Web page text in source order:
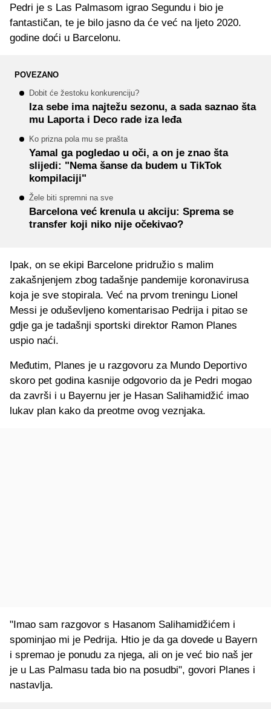
Pedri je s Las Palmasom igrao Segundu i bio je
fantastičan, te je bilo jasno da će već na ljeto 2020.
godine doći u Barcelonu.
POVEZANO
Dobit će žestoku konkurenciju?
Iza sebe ima najtežu sezonu, a sada saznao šta
mu Laporta i Deco rade iza leđa
Ko prizna pola mu se prašta
Yamal ga pogledao u oči, a on je znao šta
slijedi: "Nema šanse da budem u TikTok
kompilaciji"
Žele biti spremni na sve
Barcelona već krenula u akciju: Sprema se
transfer koji niko nije očekivao?
Ipak, on se ekipi Barcelone pridružio s malim
zakašnjenjem zbog tadašnje pandemije koronavirusa
koja je sve stopirala. Već na prvom treningu Lionel
Messi je oduševljeno komentarisao Pedrija i pitao se
gdje ga je tadašnji sportski direktor Ramon Planes
uspio naći.
Međutim, Planes je u razgovoru za Mundo Deportivo
skoro pet godina kasnije odgovorio da je Pedri mogao
da završi i u Bayernu jer je Hasan Salihamidžić imao
lukav plan kako da preotme ovog veznjaka.
"Imao sam razgovor s Hasanom Salihamidžićem i
spominjao mi je Pedrija. Htio je da ga dovede u Bayern
i spremao je ponudu za njega, ali on je već bio naš jer
je u Las Palmasu tada bio na posudbi", govori Planes i
nastavlja.